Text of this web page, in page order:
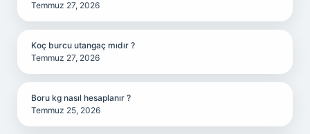
Temmuz 27, 2026
Koç burcu utangaç mıdır ?
Temmuz 27, 2026
Boru kg nasıl hesaplanır ?
Temmuz 25, 2026